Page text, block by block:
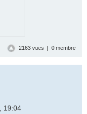
2163 vues | 0 membre
19:04